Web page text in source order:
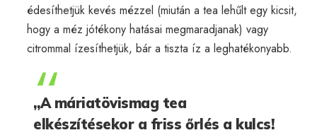
édesíthetjük kevés mézzel (miután a tea lehűlt egy kicsit,
hogy a méz jótékony hatásai megmaradjanak) vagy
citrommal ízesíthetjük, bár a tiszta íz a leghatékonyabb.
„A máriatövismag tea
elkészítésekor a friss őrlés a kulcs!